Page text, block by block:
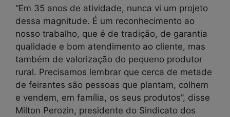
“Em 35 anos de atividade, nunca vi um projeto
dessa magnitude. É um reconhecimento ao
nosso trabalho, que é de tradição, de garantia
qualidade e bom atendimento ao cliente, mas
também de valorização do pequeno produtor
rural. Precisamos lembrar que cerca de metade
de feirantes são pessoas que plantam, colhem
e vendem, em família, os seus produtos”, disse
Milton Perozin, presidente do Sindicato dos